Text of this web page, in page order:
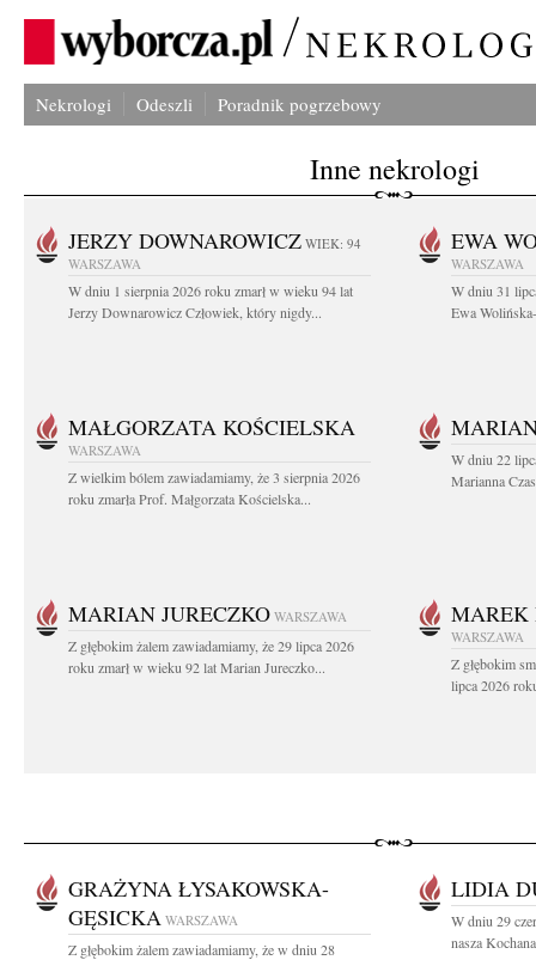
Nekrologi Odeszli Poradnik pogrzebowy
Inne nekrologi
JERZY DOWNAROWICZ WIEK: 94
WARSZAWA
W dniu 1 sierpnia 2026 roku zmarł w wieku 94 lat
Jerzy Downarowicz Człowiek, który nigdy...
EWA
WARSZAWA
W dniu 31
Ewa
MAŁGORZATA KOŚCIELSKA
WARSZAWA
Z wielkim bólem zawiadamiamy, że 3 sierpnia 2026
roku zmarła Prof. Małgorzata Kościelska...
W dniu 22
Marianna
MARIAN JURECZKO WARSZAWA
Z głębokim żalem zawiadamiamy, że 29 lipca 2026
roku zmarł w wieku 92 lat Marian Jureczko...
MAREK
WARSZAWA
Z głębokim
lipca 2026
GRAŻYNA ŁYSAKOWSKA-
GĘSICKA WARSZAWA
Z głębokim żalem zawiadamiamy, że w dniu 28
LIDIA
W dniu 29
nasza